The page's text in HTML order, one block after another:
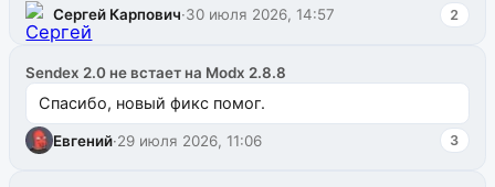
Сергей Карпович·30 июля 2026, 14:57 2
Sendex 2.0 не встает на Modx 2.8.8
Спасибо, новый фикс помог.
Евгений·29 июля 2026, 11:06 3